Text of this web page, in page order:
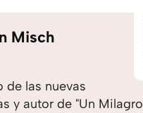
Misch
de las nuevas
y autor de "Un Milagro